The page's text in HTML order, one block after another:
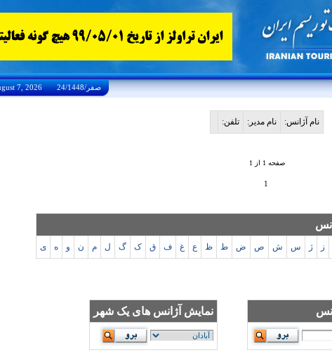
Friday, August 7, 2026 24/صفر/1448
نام آژانس: نام مدیر: تلفن:
صفحه 1 از 1
1
ز ژ س ش ص ض ط ظ ع غ ف ق ک گ ل م ن و ه ی
نمایش آژانس های یک شهر